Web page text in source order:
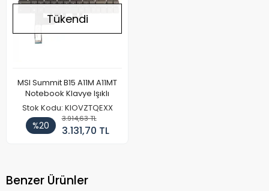
Tükendi
MSI Summit B15 A11M A11MT
Notebook Klavye Işıklı
Stok Kodu: KIOVZTQEXX
%20
3.914,63 TL
3.131,70 TL
Benzer Ürünler